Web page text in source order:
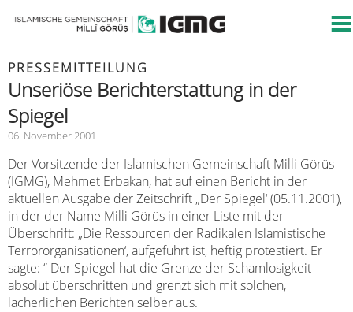
PRESSEMITTEILUNG
Unseriöse Berichterstattung in der
Spiegel
06. November 2001
Der Vorsitzende der Islamischen Gemeinschaft Milli Görüs
(IGMG), Mehmet Erbakan, hat auf einen Bericht in der
aktuellen Ausgabe der Zeitschrift „Der Spiegel‘ (05.11.2001),
in der der Name Milli Görüs in einer Liste mit der
Überschrift: „Die Ressourcen der Radikalen Islamistische
Terrororganisationen‘, aufgeführt ist, heftig protestiert. Er
sagte: “ Der Spiegel hat die Grenze der Schamlosigkeit
absolut überschritten und grenzt sich mit solchen,
lächerlichen Berichten selber aus.